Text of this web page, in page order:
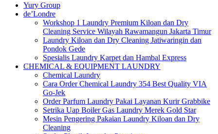
Yury Group
de’Londre
Workshop 1 Laundry Premium Kiloan dan Dry
Cleaning Service Wilayah Rawamangun Jakarta Timur
Laundry Kiloan dan Dry Cleaning Jatiwaringin dan
Pondok Gede
Spesialis Laundry Karpet dan Hambal Express
CHEMICAL & EQUIPMENT LAUNDRY
Chemical Laundry
Cara Order Chemical Laundry 354 Best Quality VIA
Go-Jek
Order Parfum Laundry Pakai Layanan Kurir Grabbike
Setrika Uap Boiler Gas Laundry Merek Gold Star
Mesin Pengering Pakaian Laundry Kiloan dan Dry
Cleaning